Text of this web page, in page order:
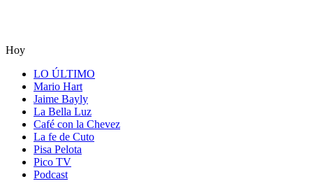
Hoy
LO ÚLTIMO
Mario Hart
Jaime Bayly
La Bella Luz
Café con la Chevez
La fe de Cuto
Pisa Pelota
Pico TV
Podcast